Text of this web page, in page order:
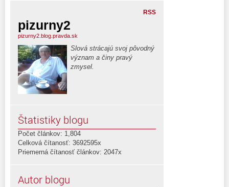
RSS
pizurny2
pizurny2.blog.pravda.sk
Slová strácajú svoj pôvodný
význam a činy pravý
zmysel.
Štatistiky blogu
Počet článkov: 1,804
Celková čítanosť: 3692595x
Priemerná čítanosť článkov: 2047x
Autor blogu